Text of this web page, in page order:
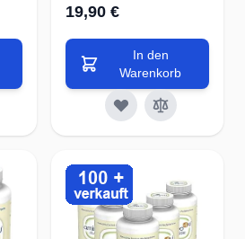
19,90 €
In den
Warenkorb